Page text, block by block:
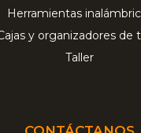
Herramientas
y organizadores de
Taller